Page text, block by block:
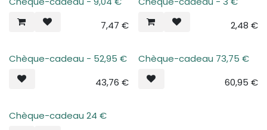
Plus de stock
7,47 € Plus de stock
2,48 €
Plus de stock
Chèque-cadeau - 52,95 €
43,76 € Plus de stock
Chèque-cadeau 73,75 €
60,95 €
Chèque-cadeau 24 €